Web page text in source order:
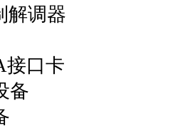
解调器
接口卡
备